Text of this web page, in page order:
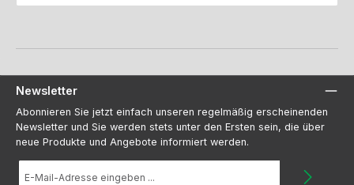
Newsletter
Abonnieren Sie jetzt einfach unseren regelmäßig erscheinenden
Newsletter und Sie werden stets unter den Ersten sein, die über
neue Produkte und Angebote informiert werden.
Mail-